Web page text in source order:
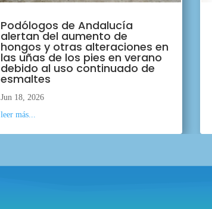
Podólogos de Andalucía
alertan del aumento de
hongos y otras alteraciones en
las uñas de los pies en verano
debido al uso continuado de
esmaltes
Jun 18, 2026
leer más...